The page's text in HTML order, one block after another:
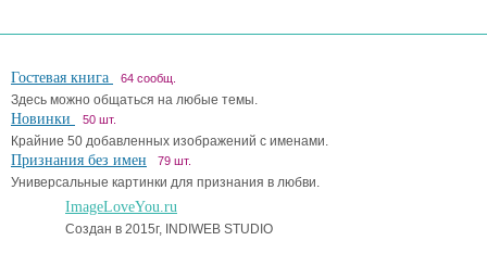
Гостевая книга 64 сообщ.
Здесь можно общаться на любые темы.
Новинки 50 шт.
Крайние 50 добавленных изображений с именами.
Признания без имен 79 шт.
Универсальные картинки для признания в любви.
ImageLoveYou.ru
Создан в 2015г, INDIWEB STUDIO